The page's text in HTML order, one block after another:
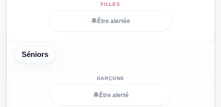
🔔 Être alertée
Séniors
🔔 Être alerté